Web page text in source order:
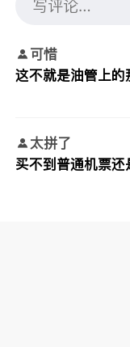
可惜
这不就是油管上的
太拼了
买不到普通机票